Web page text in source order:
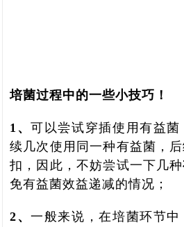
培菌过程中的一些小技巧！
1、可以尝试穿插使用有益
续几次使用同一种有益菌，
扣，因此，不妨尝试一下几种
免有益菌效益递减的情况；
2、一般来说，在培菌环节